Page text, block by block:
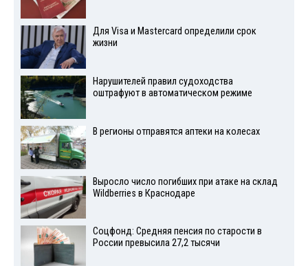
Для Visа и Mastercard определили срок
жизни
Нарушителей правил судоходства
оштрафуют в автоматическом режиме
В регионы отправятся аптеки на колесах
Выросло число погибших при атаке на склад
Wildberries в Краснодаре
Соцфонд: Средняя пенсия по старости в
России превысила 27,2 тысячи